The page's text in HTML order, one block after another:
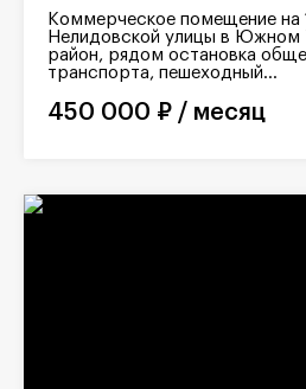
Коммерческое помещение на
Нелидовской улицы в Южном
район, рядом остановка
транспорта, пешеходный...
450 000 ₽ / месяц